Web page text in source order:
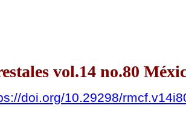
vol.14 no.80
doi.org/10.29298/